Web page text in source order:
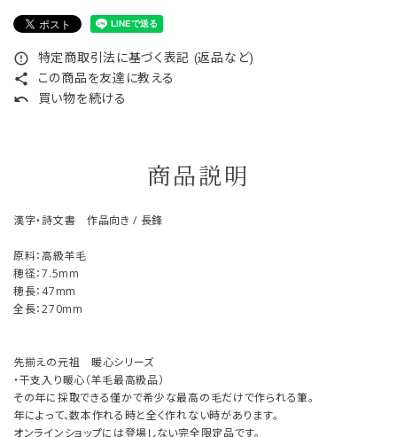
error_outline 特定商取引法に基づく表記 (返品など)
share この商品を友達に教える
undo 買い物を続ける
商品説明
漢字・詩文書 作品向き / 長鋒
原料：高級羊毛
穂径：7.5mm
穂長：47mm
全長：270mm
先揃えの元祖 暖心シリーズ
・干支入り暖心（羊毛最高級品）
その年に採取できる僅かで希少な最高の毛だけで作られる筆。
年によって、数本作れる時と全く作れない時があります。
オンラインショップには登場しない完全限定品です。